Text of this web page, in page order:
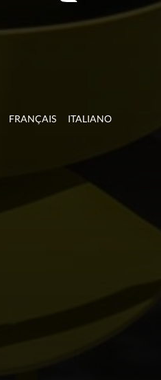
FRANÇAIS ITALIANO